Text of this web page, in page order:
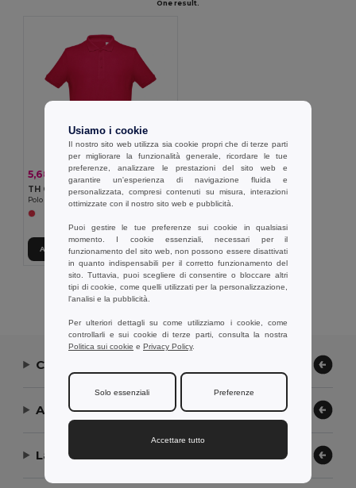
One result.
5,68 € 6,14 € -7%
TH Clothes 11168
Polo da uomo
Aggiungi al carrello
Visualizzazione Di Tutti I Prodotti.
Contattaci
Aiuto or Assistenza
La nostra azienda
Usiamo i cookie
Il nostro sito web utilizza sia cookie propri che di terze parti
per migliorare la funzionalità generale, ricordare le tue
preferenze, analizzare le prestazioni del sito web e
garantire un'esperienza di navigazione fluida e
personalizzata, compresi contenuti su misura, interazioni
ottimizzate con il nostro sito web e pubblicità.
Puoi gestire le tue preferenze sui cookie in qualsiasi
momento. I cookie essenziali, necessari per il
funzionamento del sito web, non possono essere disattivati
in quanto indispensabili per il corretto funzionamento del
sito. Tuttavia, puoi scegliere di consentire o bloccare altri
tipi di cookie, come quelli utilizzati per la personalizzazione,
l'analisi e la pubblicità.
Per ulteriori dettagli su come utilizziamo i cookie, come
controllarli e sui cookie di terze parti, consulta la nostra
Politica sui cookie e Privacy Policy.
Solo essenziali Preferenze
Accettare tutto